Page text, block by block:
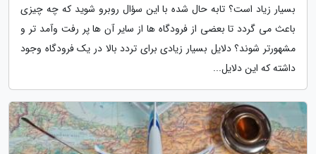
بسیار زیاد است؟ تابه حال شده با این سؤال روبرو شوید که چه چیزی
باعث می گردد تا بعضی از فرودگاه ها از سایر آن ها پر رفت وآمد تر و
مشهورتر شوند؟ دلایل بسیار زیادی برای تردد بالا در یک فرودگاه وجود
داشته که این دلایل...